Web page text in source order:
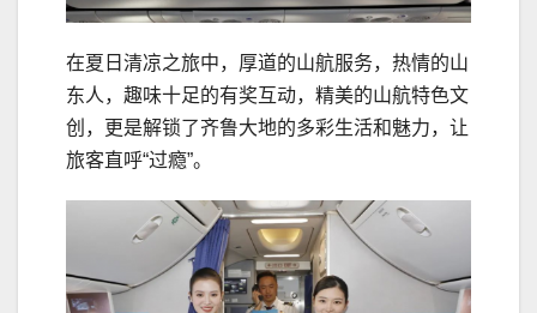
在夏日清凉之旅中，厚道的山航服务，热情的山
东人，趣味十足的有奖互动，精美的山航特色文
创，更是解锁了齐鲁大地的多彩生活和魅力，让
旅客直呼“过瘾”。